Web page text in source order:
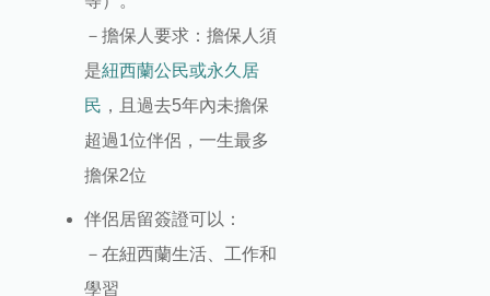
－擔保人要求：擔保人須
是紐西蘭公民或永久居
民 ，且過去5年內未擔保
超過1位伴侶，一生最多
擔保2位
伴侶居留簽證可以：
－在紐西蘭生活、工作和
學習